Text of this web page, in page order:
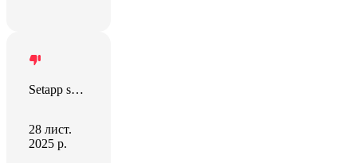
Setapp sort this out!
28 лист.
2025 р.